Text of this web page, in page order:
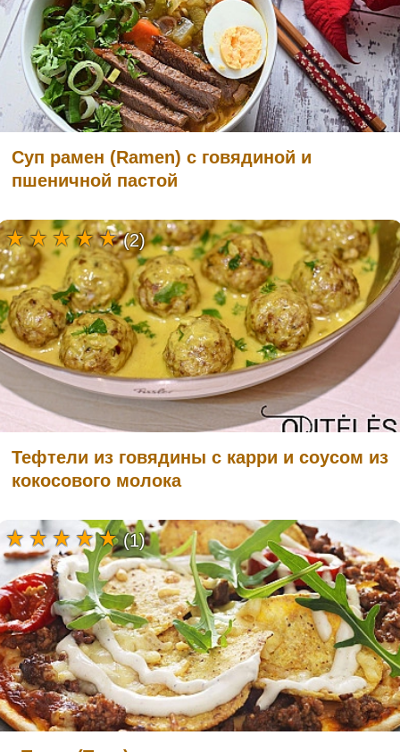
Суп рамен (Ramen) с говядиной и
пшеничной пастой
Тефтели из говядины с карри и соусом из
кокосового молока
(2)
(1)